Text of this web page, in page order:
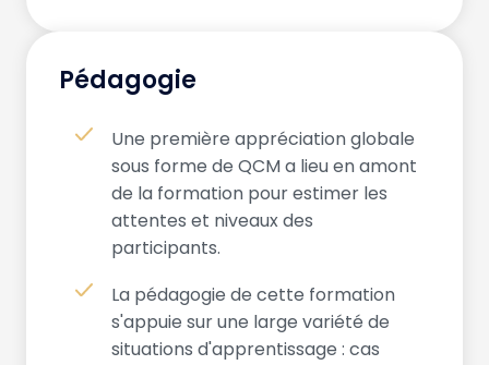
Pédagogie
Une première appréciation globale
sous forme de QCM a lieu en amont
de la formation pour estimer les
attentes et niveaux des
participants.
La pédagogie de cette formation
s'appuie sur une large variété de
situations d'apprentissage : cas